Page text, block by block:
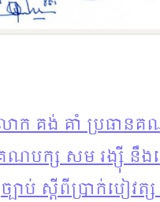
ោក គង់ គាំ ប្រធាន
ណបក្ស សម រង្ស៊ី នឹង
ាប់ ស្តីពីប្រាក់បៀវត្